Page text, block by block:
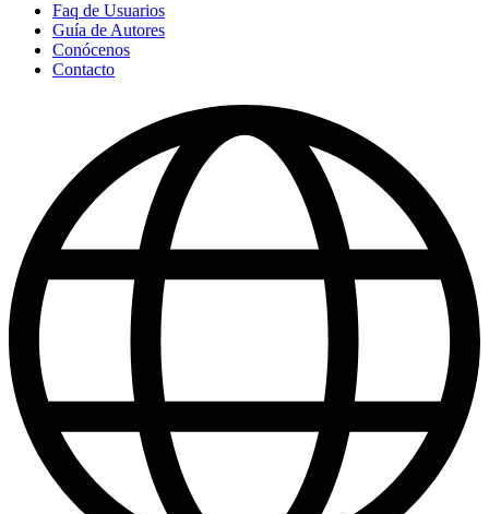
Faq de Usuarios
Guía de Autores
Conócenos
Contacto